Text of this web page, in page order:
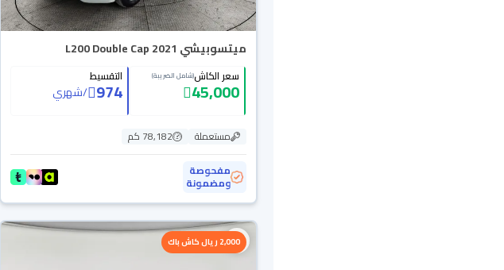
ميتسوبيشي L200 Double Cap 2021
سعر الكاش(شامل الضريبة)
45,000
التقسيط
974
/شهري
مستعملة
78,182 كم
مفحوصة
ومضمونة
2,000 ريال كاش باك